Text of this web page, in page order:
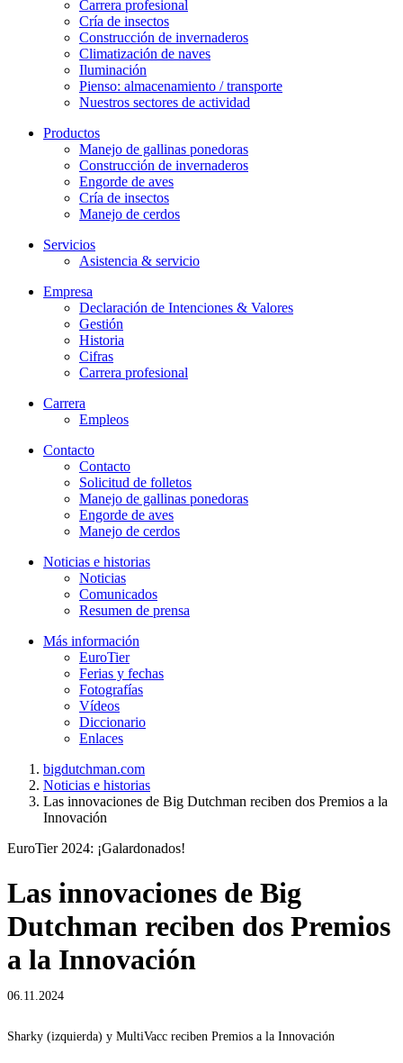
Carrera profesional
Cría de insectos
Construcción de invernaderos
Climatización de naves
Iluminación
Pienso: almacenamiento / transporte
Nuestros sectores de actividad
Productos
Manejo de gallinas ponedoras
Construcción de invernaderos
Engorde de aves
Cría de insectos
Manejo de cerdos
Servicios
Asistencia & servicio
Empresa
Declaración de Intenciones & Valores
Gestión
Historia
Cifras
Carrera profesional
Carrera
Empleos
Contacto
Contacto
Solicitud de folletos
Manejo de gallinas ponedoras
Engorde de aves
Manejo de cerdos
Noticias e historias
Noticias
Comunicados
Resumen de prensa
Más información
EuroTier
Ferias y fechas
Fotografías
Vídeos
Diccionario
Enlaces
bigdutchman.com
Noticias e historias
Las innovaciones de Big Dutchman reciben dos Premios a la
Innovación
EuroTier 2024: ¡Galardonados!
Las innovaciones de Big
Dutchman reciben dos Premios
a la Innovación
06.11.2024
Sharky (izquierda) y MultiVacc reciben Premios a la Innovación